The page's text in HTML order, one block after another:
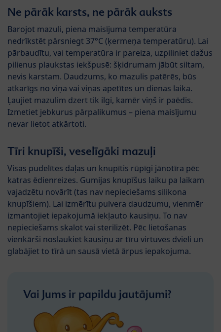
Ne pārāk karsts, ne pārāk auksts
Barojot mazuli, piena maisījuma temperatūra
nedrīkstēt pārsniegt 37°C (ķermeņa temperatūru). Lai
pārbaudītu, vai temperatūra ir pareiza, uzpiliniet dažus
pilienus plaukstas iekšpusē: šķidrumam jābūt siltam,
nevis karstam. Daudzums, ko mazulis patērēs, būs
atkarīgs no viņa vai viņas apetītes un dienas laika.
Ļaujiet mazulim dzert tik ilgi, kamēr viņš ir paēdis.
Izmetiet jebkurus pārpalikumus – piena maisījumu
nevar lietot atkārtoti.
Tīri knupīši, veselīgāki mazuļi
Visas pudelītes daļas un knupītis rūpīgi jānotīra pēc
katras ēdienreizes. Gumijas knupīšus laiku pa laikam
vajadzētu novārīt (tas nav nepieciešams silikona
knupīšiem). Lai izmērītu pulvera daudzumu, vienmēr
izmantojiet iepakojumā iekļauto kausiņu. To nav
nepieciešams skalot vai sterilizēt. Pēc lietošanas
vienkārši noslaukiet kausiņu ar tīru virtuves dvieli un
glabājiet to tīrā un sausā vietā ārpus iepakojuma.
Vai Jums ir papildu jautājumi?